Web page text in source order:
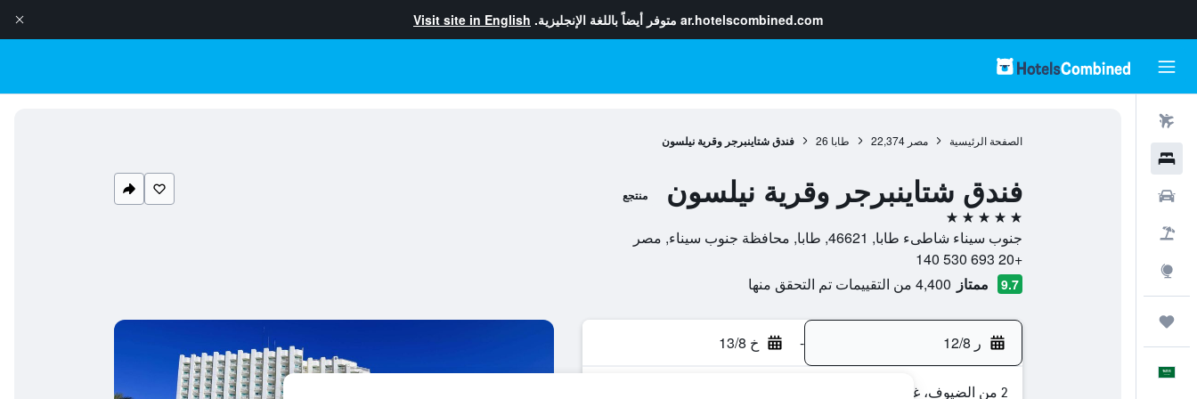
ar.hotelscombined.com متوفر أيضاً باللغة الإنجليزية. Visit site in English
الصفحة الرئيسية مصر 22,374 طابا 26 فندق شتاينبرجر وقرية نيلسون
فندق شتاينبرجر وقرية نيلسون منتجع
5 نجوم
جنوب سيناء شاطىء طابا, 46621, طابا, محافظة جنوب سيناء, مصر
+20 693 530 140
9.7 ممتاز 4,400 من التقييمات تم التحقق منها
ر 12/8 - خ 13/8
2 من الضيوف، غرفة واحدة